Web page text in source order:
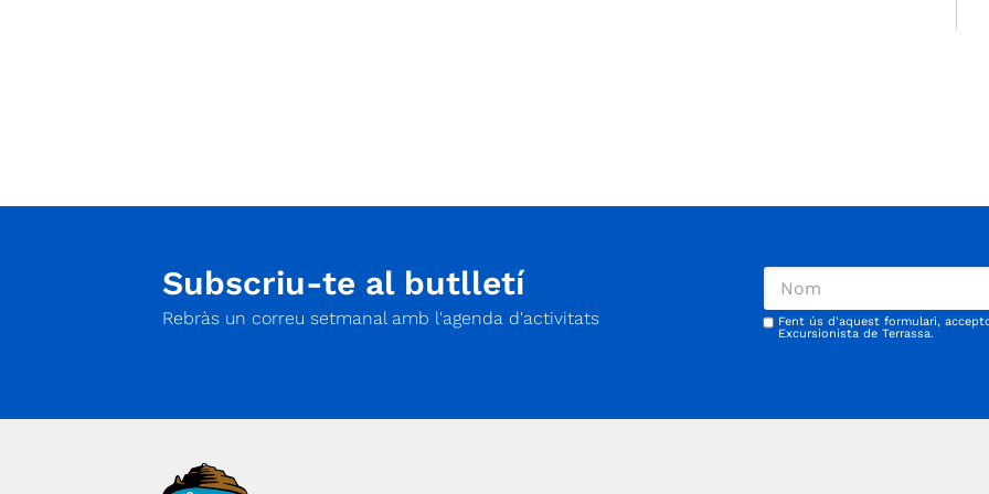
Subscriu-te al butlletí
Rebràs un correu setmanal amb l'agenda d'activitats Fent ús d'aquest formulari,
Excursionista de Terrassa.